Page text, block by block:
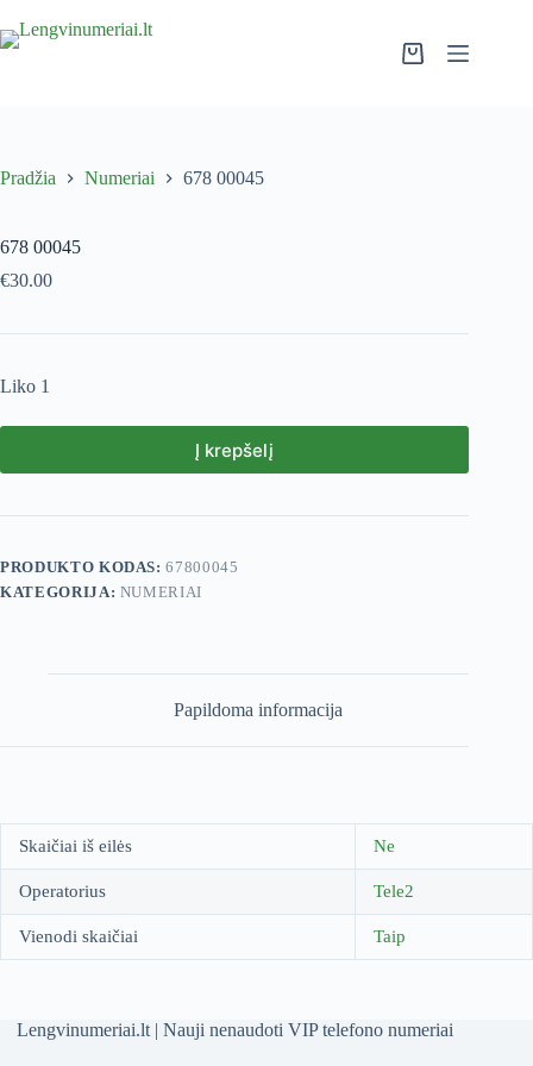
Pradžia Numeriai 678 00045
678 00045
€30.00
Liko 1
Į krepšelį
PRODUKTO KODAS:67800045
KATEGORIJA: NUMERIAI
Papildoma informacija
Skaičiai iš eilės Ne
Operatorius Tele2
Vienodi skaičiai Taip
Lengvinumeriai.lt | Nauji nenaudoti VIP telefono numeriai